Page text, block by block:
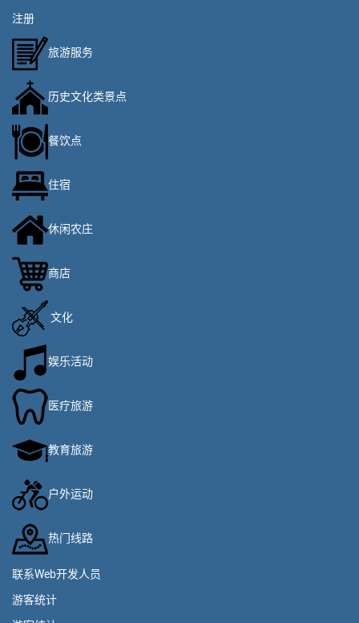
注册
旅游服务
历史文化类景点
餐饮点
住宿
休闲农庄
商店
文化
娱乐活动
医疗旅游
教育旅游
户外运动
热门线路
联系Web开发人员
游客统计